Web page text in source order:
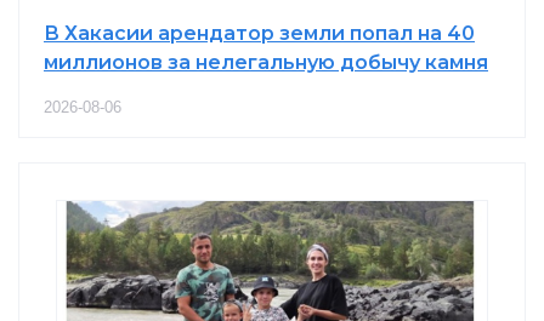
В Хакасии арендатор земли попал на 40
миллионов за нелегальную добычу камня
2026-08-06